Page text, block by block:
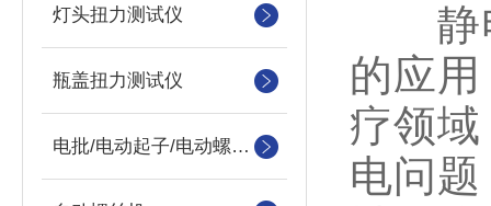
灯头扭力测试仪
瓶盖扭力测试仪
电批/电动起子/电动螺丝刀
静电
的应
疗领
电问